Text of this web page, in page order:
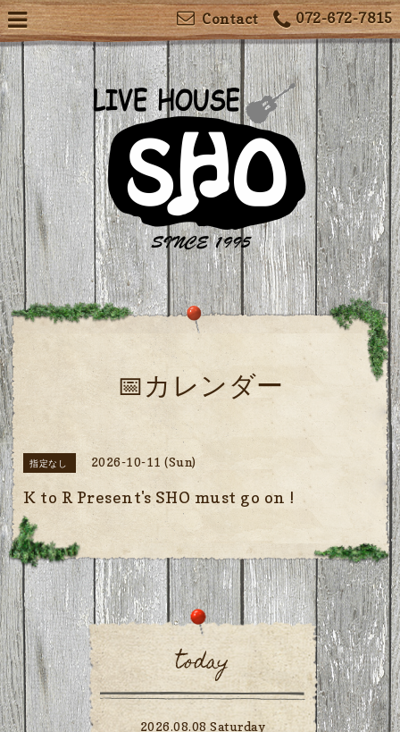
072-672-7815
Contact
📅カレンダー
指定なし 2026-10-11 (Sun)
K to R Present's SHO must go on !
today
2026.08.08 Saturday